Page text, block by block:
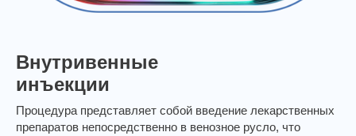
Внутривенные
инъекции
Процедура представляет собой введение лекарственных
препаратов непосредственно в венозное русло, что